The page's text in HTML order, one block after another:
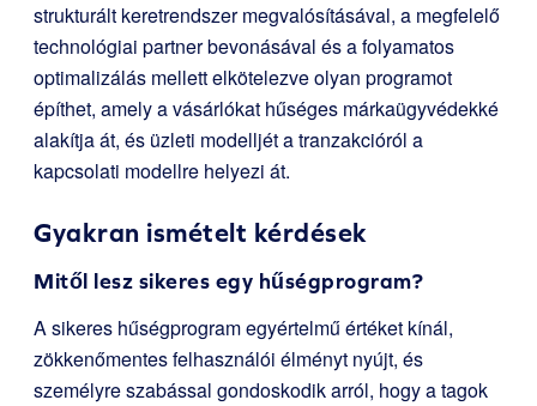
strukturált keretrendszer megvalósításával, a megfelelő
technológiai partner bevonásával és a folyamatos
optimalizálás mellett elkötelezve olyan programot
építhet, amely a vásárlókat hűséges márkaügyvédekké
alakítja át, és üzleti modelljét a tranzakcióról a
kapcsolati modellre helyezi át.
Gyakran ismételt kérdések
Mitől lesz sikeres egy hűségprogram?
A sikeres hűségprogram egyértelmű értéket kínál,
zökkenőmentes felhasználói élményt nyújt, és
személyre szabással gondoskodik arról, hogy a tagok